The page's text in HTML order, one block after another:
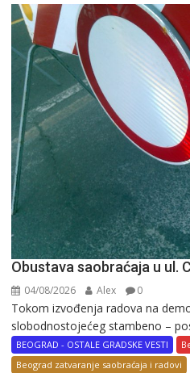
Obustava saobraćaja u ul.
04/08/2026 Alex 0
Tokom izvođenja radova na
slobodnostojećeg stambeno –
BEOGRAD - OSTALE GRADSKE VESTI
Beograd zatvaranje saobraćaja i radovi